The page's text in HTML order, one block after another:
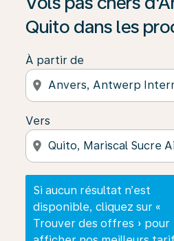
Quito dans les
À partir de
location_on
Vers
location_on
Si aucun résultat n’est
disponible, cliquez sur «
Trouver des offres » pour